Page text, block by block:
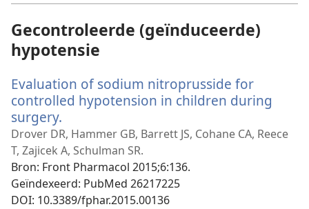
Gecontroleerde (geïnduceerde)
hypotensie
Evaluation of sodium nitroprusside for
controlled hypotension in children during
surgery.
nieuw
venster)
Drover DR, Hammer GB, Barrett JS, Cohane CA, Reece
T, Zajicek A, Schulman SR.
Bron‎: Front Pharmacol 2015;6:136.
Geïndexeerd‎: PubMed 26217225
DOI‎: 10.3389/fphar.2015.00136